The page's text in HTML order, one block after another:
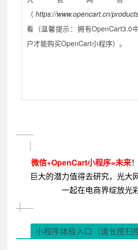
（ https://www.opencart.cn/
看（温馨提示：拥有OpenCart3.0
户才能购买OpenCart小程序）。
微信+OpenCart小程序=未来
巨大的潜力值得去研究，光大
一起在电商界绽放光彩
小程序体验入口（请长按扫